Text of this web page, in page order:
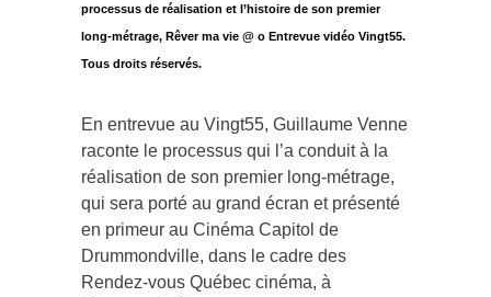
processus de réalisation et l’histoire de son premier
long-métrage, Rêver ma vie @ o Entrevue vidéo Vingt55.
Tous droits réservés.
En entrevue au Vingt55, Guillaume Venne
raconte le processus qui l’a conduit à la
réalisation de son premier long-métrage,
qui sera porté au grand écran et présenté
en primeur au Cinéma Capitol de
Drummondville, dans le cadre des
Rendez-vous Québec cinéma, à